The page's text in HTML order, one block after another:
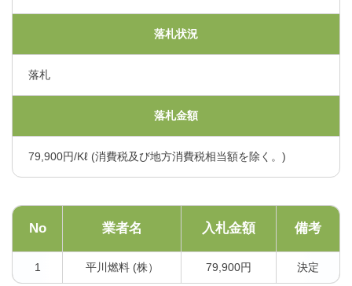
落札状況
落札
落札金額
79,900円/Kℓ (消費税及び地方消費税相当額を除く。)
No 業者名 入札金額 備考
1 平川燃料 (株） 79,900円 決定